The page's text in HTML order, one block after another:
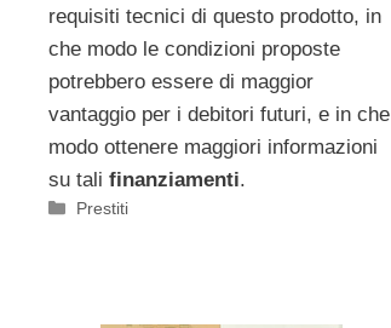
requisiti tecnici di questo prodotto, in
che modo le condizioni proposte
potrebbero essere di maggior
vantaggio per i debitori futuri, e in che
modo ottenere maggiori informazioni
su tali finanziamenti.
Categorie
Prestiti